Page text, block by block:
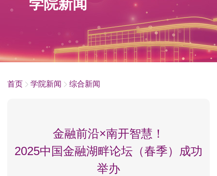
学院新闻
首页 学院新闻 综合新闻
金融前沿×南开智慧！
2025中国金融湖畔论坛（春季）成功
举办